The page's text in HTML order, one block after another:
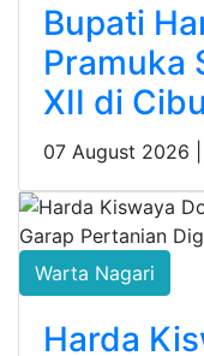
Bupati
Pramuka
XII di
07 August 2026 |
Warta Nagari
Harda